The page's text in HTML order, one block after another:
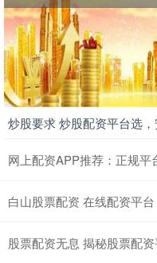
炒股要求 炒股配资平台选
网上配资APP推荐：正规
白山股票配资 在线配资平
股票配资无息 揭秘股票配